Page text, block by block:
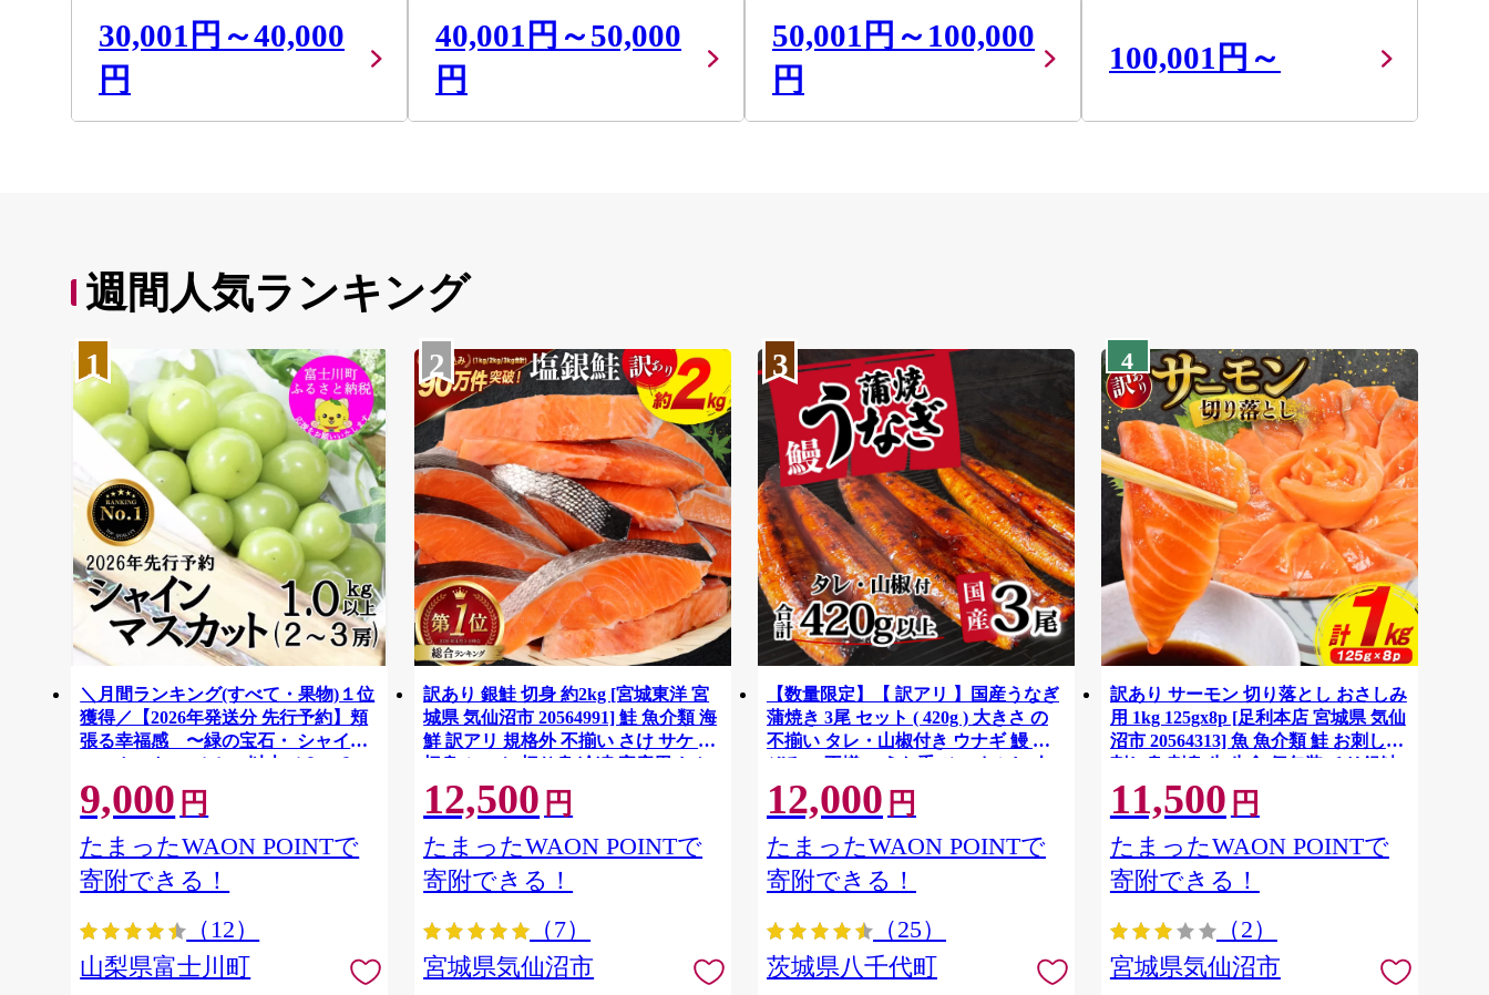
30,001円～40,000
円
40,001円～50,000
円
50,001円～100,000
円
100,001円～
週間人気ランキング
1
＼月間ランキング(すべて・果物)１位
獲得／【2026年発送分 先行予約】頬
張る幸福感 〜緑の宝石・ シャイン
マスカット 〜 １ｋｇ以上（２〜３
房） フルーツ 山梨県産 果物 くだも
の シャイン マスカット ぶどう ブド
ウ 葡萄 大粒 種なし 先行予約 富士川
町 10000円 一万円 9000円 九千円
9,000 円
たまったWAON POINTで
寄附できる！
（12）
山梨県富士川町
2
訳あり 銀鮭 切身 約2kg [宮城東洋 宮
城県 気仙沼市 20564991] 鮭 魚介類 海
鮮 訳アリ 規格外 不揃い さけ サケ 鮭
切身 シャケ 切り身 冷凍 家庭用 おか
ず 弁当 支援 サーモン 銀鮭切り身 魚
わけあり
12,500 円
たまったWAON POINTで
寄附できる！
（7）
宮城県気仙沼市
3
【数量限定】【 訳アリ 】国産うなぎ
蒲焼き 3尾 セット ( 420g ) 大きさ の
不揃い タレ・山椒付き ウナギ 鰻 ふ
ぞろい 不揃い うな重 ひつまぶし 人
気 茨城 八千代町 ふるさと納税 冷凍
[SF951ya]
12,000 円
たまったWAON POINTで
寄附できる！
（25）
茨城県八千代町
4
訳あり サーモン 切り落とし おさしみ
用 1kg 125gx8p [足利本店 宮城県 気仙
沼市 20564313] 魚 魚介類 鮭 お刺し身
刺し身 刺身 生 生食 個包装 チリ銀鮭
銀鮭 海鮮 海鮮丼 魚介
11,500 円
たまったWAON POINTで
寄附できる！
（2）
宮城県気仙沼市